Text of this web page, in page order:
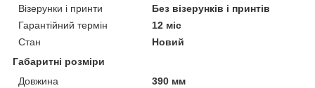
Візерунки і принти
Без візерунків і принтів
Гарантійний термін
12 міс
Стан
Новий
Габаритні розміри
Довжина
390 мм